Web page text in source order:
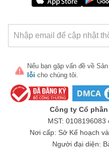
Nếu bạn gặp vấn đề về
lỗi cho chúng tôi.
Công ty Cổ
MST:
Nơi cấp: Sở Kế hoạch
Người đại diện: